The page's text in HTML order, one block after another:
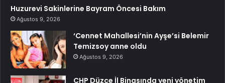
Huzurevi Sakinlerine Bayram Öncesi Bakım
Ağustos 9, 2026
‘Cennet Mahallesi’nin Ayşe’si Belemir
Temizsoy anne oldu
Ağustos 9, 2026
CHP Düzce İl Binasında yeni yönetim